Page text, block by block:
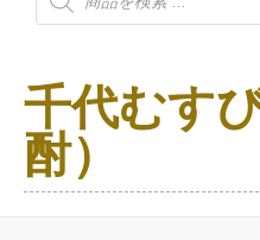
千代むす
酎）